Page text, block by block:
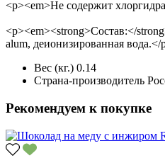
<p><em>Не содержит
<p><em><strong>Состав:</
alum, деионизированная вода.</
Вес (кг.) 0.14
Страна-производитель
Рекомендуем к покупке